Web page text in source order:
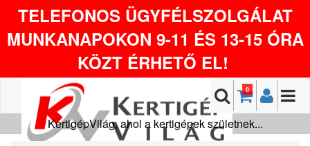
TELEFONOS ÜGYFÉLSZOLGÁLAT
MUNKANAPOKON 9-11 ÉS 13-15 ÓRA
KÖZT ÉRHETŐ EL!
0
KertigépVilág, ahol a kertigépek születnek...